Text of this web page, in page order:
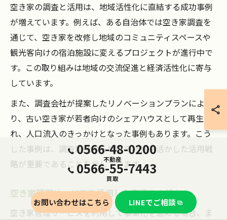
空き家の調査と活用は、地域活性化に直結する成功事例
が増えています。例えば、ある自治体では空き家調査を
通じて、空き家を改修し地域のコミュニティスペースや
観光客向けの宿泊施設に変えるプロジェクトが進行中で
す。この取り組みは地域の交流促進と経済活性化に寄与
しています。
また、調査会社が提案したリノベーションプランによ
り、古い空き家が若者向けのシェアハウスとして再生さ
れ、人口流入のきっかけとなった事例もあります。こう
した事例は、調査段階から地域の特性を活かした活用戦
略が重要であることを示しています。
空き家管理サービスを活用した事業化の流れ
空き家管理サービスを利用して事業化を進める場合、ま
0566-48-0200
不動産
0566-55-7443
買取
お問い合わせはこちら LINEでご相談